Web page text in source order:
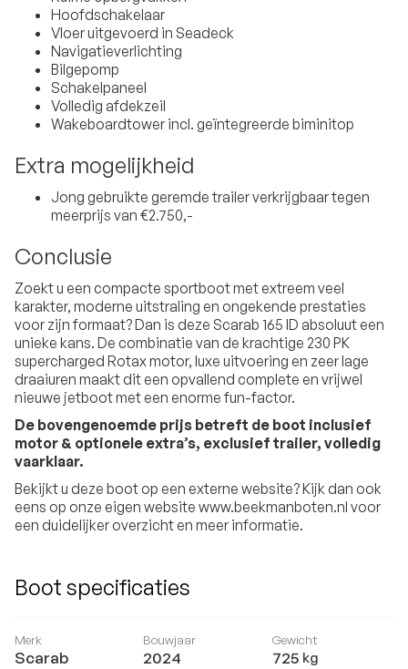
Hoofdschakelaar
Vloer uitgevoerd in Seadeck
Navigatieverlichting
Bilgepomp
Schakelpaneel
Volledig afdekzeil
Wakeboardtower incl. geïntegreerde biminitop
Extra mogelijkheid
Jong gebruikte geremde trailer verkrijgbaar tegen
meerprijs van €2.750,-
Conclusie
Zoekt u een compacte sportboot met extreem veel
karakter, moderne uitstraling en ongekende prestaties
voor zijn formaat? Dan is deze Scarab 165 ID absoluut een
unieke kans. De combinatie van de krachtige 230 PK
supercharged Rotax motor, luxe uitvoering en zeer lage
draaiuren maakt dit een opvallend complete en vrijwel
nieuwe jetboot met een enorme fun-factor.
De bovengenoemde prijs betreft de boot inclusief
motor & optionele extra’s, exclusief trailer, volledig
vaarklaar.
Bekijkt u deze boot op een externe website? Kijk dan ook
eens op onze eigen website www.beekmanboten.nl voor
een duidelijker overzicht en meer informatie.
Boot specificaties
Merk
Scarab
Bouwjaar
2024
Gewicht
725 kg